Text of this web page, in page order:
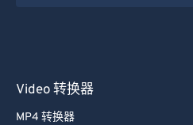
Video 转换器
MP4 转换器